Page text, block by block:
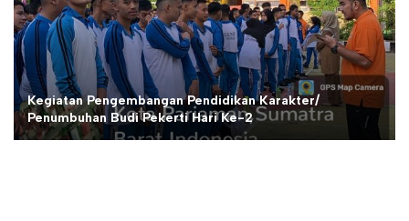
Kegiatan Pengembangan Pendidikan Karakter/
Penumbuhan Budi Pekerti Hari Ke-2